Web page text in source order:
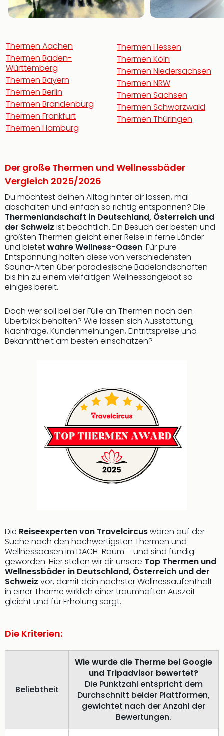
Thermen Aachen
Thermen Baden-
Württemberg
Thermen Bayern
Thermen Berlin
Thermen Brandenburg
Thermen Frankfurt
Thermen Hamburg
Thermen Hessen
Thermen Köln
Thermen Niedersachsen
Thermen NRW
Thermen Sachsen
Thermen Schwarzwald
Thermen Thüringen
Der große Thermen und Wellnessbäder
Vergleich 2025/2026
Du möchtest deinen Alltag hinter dir lassen, mal
abschalten und einfach so richtig entspannen? Die
Thermenlandschaft in Deutschland, Österreich und
der Schweiz ist beachtlich. Ein Besuch der besten und
größten Thermen gleicht einer Reise in ferne Länder
und bietetwahre Wellness-Oasen. Für pure
Entspannung halten diese von verschiedensten
Sauna-Arten über paradiesische Badelandschaften
bis hin zu einem vielfältigen Wellnessangebot so
einiges bereit.
Doch wer soll bei der Fülle an Thermen noch den
Überblick behalten? Wie lassen sich Ausstattung,
Nachfrage, Kundenmeinungen, Eintrittspreise und
Bekannttheit am besten einschätzen?
Die Reiseexperten von Travelcircuswaren auf der
Suche nach den hochwertigsten Thermen und
Wellnessoasen im DACH-Raum – und sind fündig
geworden. Hier stellen wir dir unsere Top Thermen und
Wellnessbäder in Deutschland, Österreich und der
Schweiz vor, damit dein nächster Wellnessaufenthalt
in einer Therme wirklich einer traumhaften Auszeit
gleicht und für Erholung sorgt.
Die Kriterien:
Beliebtheit
Wie wurde die Therme bei Google
und Tripadvisor bewertet?
Die Punktzahl entspricht dem
Durchschnitt beider Plattformen,
gewichtet nach der Anzahl der
Bewertungen.